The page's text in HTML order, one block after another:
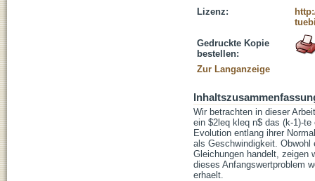
Lizenz:
Gedruckte Kopie
bestellen:
Zur Langanzeige
Wir betrachten in dieser
ein $2leq kleq n$ das (k-1)-
Evolution entlang ihrer
als Geschwindigkeit.
Gleichungen handelt, zeigen
dieses Anfangswertproblem
erhaelt.